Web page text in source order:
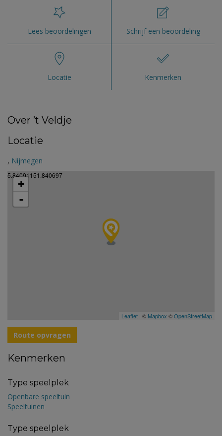
Lees beoordelingen Schrijf een beoordeling
Locatie Kenmerken
Over ’t Veldje
Locatie
, Nijmegen
5.84091151.840697
+
-
Leaflet | © Mapbox ©OpenStreetMap
Route opvragen
Kenmerken
Type speelplek
Openbare speeltuin
Speeltuinen
Type speelplek